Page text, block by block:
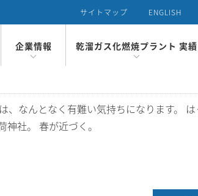
サイトマップ ENGLISH
企業情報 乾溜ガス化燃焼プラント 実績
、なんとなく有難い気持ちになります。 は
社。 春が近づく。